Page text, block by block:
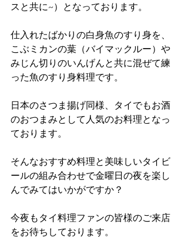
スと共に~）となっております。
仕入れたばかりの白身魚のすり身を、
こぶミカンの葉（バイマックルー）や
みじん切りのいんげんと共に混ぜて練
った魚のすり身料理です。
日本のさつま揚げ同様、タイでもお酒
のおつまみとして人気のお料理となっ
ております。
そんなおすすめ料理と美味しいタイビ
ールの組み合わせで金曜日の夜を楽し
んでみてはいかがですか？
今夜もタイ料理ファンの皆様のご来店
をお待ちしております。